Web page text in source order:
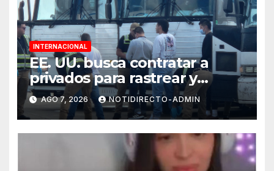
INTERNACIONAL
EE. UU. busca contratar a
privados para rastrear y
cobrar multas a migrantes
deportados en México y
Centroamérica
AGO 7, 2026 NOTIDIRECTO-ADMIN